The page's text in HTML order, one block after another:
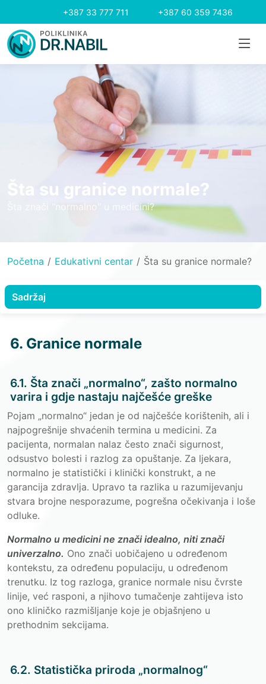
+387 33 777 711 +387 60 359 7436
Šta su granice normale?
Šta znači "normalno" u medicini?
Početna Edukativni centar Šta su granice normale?
Sadržaj
6. Granice normale
6.1. Šta znači „normalno“, zašto normalno
varira i gdje nastaju najčešće greške
Pojam „normalno“ jedan je od najčešće korištenih, ali i
najpogrešnije shvaćenih termina u medicini. Za
pacijenta, normalan nalaz često znači sigurnost,
odsustvo bolesti i razlog za opuštanje. Za ljekara,
normalno je statistički i klinički konstrukt, a ne
garancija zdravlja. Upravo ta razlika u razumijevanju
stvara brojne nesporazume, pogrešna očekivanja i loše
odluke.
Normalno u medicini ne znači idealno, niti znači
univerzalno. Ono znači uobičajeno u određenom
kontekstu, za određenu populaciju, u određenom
trenutku. Iz tog razloga, granice normale nisu čvrste
linije, već rasponi, a njihovo tumačenje zahtijeva isto
ono kliničko razmišljanje koje je objašnjeno u
prethodnim sekcijama.
6.2. Statistička priroda „normalnog“